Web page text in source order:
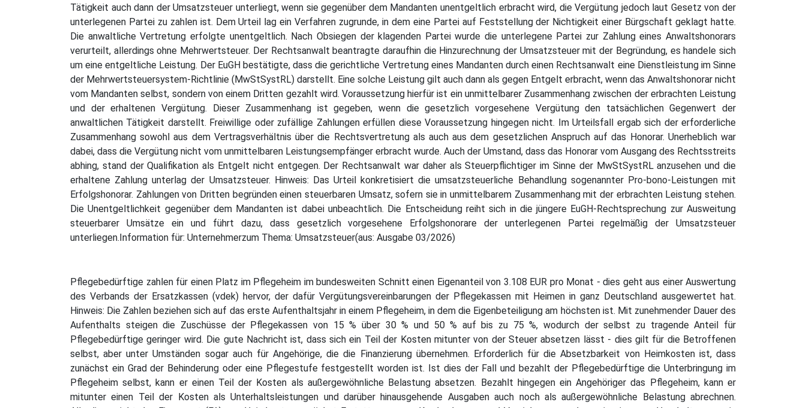
Tätigkeit auch dann der Umsatzsteuer unterliegt, wenn sie gegenüber dem Mandanten unentgeltlich erbracht wird, die Vergütung jedoch laut Gesetz von der
unterlegenen Partei zu zahlen ist. Dem Urteil lag ein Verfahren zugrunde, in dem eine Partei auf Feststellung der Nichtigkeit einer Bürgschaft geklagt hatte.
Die anwaltliche Vertretung erfolgte unentgeltlich. Nach Obsiegen der klagenden Partei wurde die unterlegene Partei zur Zahlung eines Anwaltshonorars
verurteilt, allerdings ohne Mehrwertsteuer. Der Rechtsanwalt beantragte daraufhin die Hinzurechnung der Umsatzsteuer mit der Begründung, es handele sich
um eine entgeltliche Leistung. Der EuGH bestätigte, dass die gerichtliche Vertretung eines Mandanten durch einen Rechtsanwalt eine Dienstleistung im Sinne
der Mehrwertsteuersystem-Richtlinie (MwStSystRL) darstellt. Eine solche Leistung gilt auch dann als gegen Entgelt erbracht, wenn das Anwaltshonorar nicht
vom Mandanten selbst, sondern von einem Dritten gezahlt wird. Voraussetzung hierfür ist ein unmittelbarer Zusammenhang zwischen der erbrachten Leistung
und der erhaltenen Vergütung. Dieser Zusammenhang ist gegeben, wenn die gesetzlich vorgesehene Vergütung den tatsächlichen Gegenwert der
anwaltlichen Tätigkeit darstellt. Freiwillige oder zufällige Zahlungen erfüllen diese Voraussetzung hingegen nicht. Im Urteilsfall ergab sich der erforderliche
Zusammenhang sowohl aus dem Vertragsverhältnis über die Rechtsvertretung als auch aus dem gesetzlichen Anspruch auf das Honorar. Unerheblich war
dabei, dass die Vergütung nicht vom unmittelbaren Leistungsempfänger erbracht wurde. Auch der Umstand, dass das Honorar vom Ausgang des Rechtsstreits
abhing, stand der Qualifikation als Entgelt nicht entgegen. Der Rechtsanwalt war daher als Steuerpflichtiger im Sinne der MwStSystRL anzusehen und die
erhaltene Zahlung unterlag der Umsatzsteuer. Hinweis: Das Urteil konkretisiert die umsatzsteuerliche Behandlung sogenannter Pro-bono-Leistungen mit
Erfolgshonorar. Zahlungen von Dritten begründen einen steuerbaren Umsatz, sofern sie in unmittelbarem Zusammenhang mit der erbrachten Leistung stehen.
Die Unentgeltlichkeit gegenüber dem Mandanten ist dabei unbeachtlich. Die Entscheidung reiht sich in die jüngere EuGH-Rechtsprechung zur Ausweitung
steuerbarer Umsätze ein und führt dazu, dass gesetzlich vorgesehene Erfolgshonorare der unterlegenen Partei regelmäßig der Umsatzsteuer
unterliegen.Information für: Unternehmerzum Thema: Umsatzsteuer(aus: Ausgabe 03/2026)
Pflegebedürftige zahlen für einen Platz im Pflegeheim im bundesweiten Schnitt einen Eigenanteil von 3.108 EUR pro Monat - dies geht aus einer Auswertung
des Verbands der Ersatzkassen (vdek) hervor, der dafür Vergütungsvereinbarungen der Pflegekassen mit Heimen in ganz Deutschland ausgewertet hat.
Hinweis: Die Zahlen beziehen sich auf das erste Aufenthaltsjahr in einem Pflegeheim, in dem die Eigenbeteiligung am höchsten ist. Mit zunehmender Dauer des
Aufenthalts steigen die Zuschüsse der Pflegekassen von 15 % über 30 % und 50 % auf bis zu 75 %, wodurch der selbst zu tragende Anteil für
Pflegebedürftige geringer wird. Die gute Nachricht ist, dass sich ein Teil der Kosten mitunter von der Steuer absetzen lässt - dies gilt für die Betroffenen
selbst, aber unter Umständen sogar auch für Angehörige, die die Finanzierung übernehmen. Erforderlich für die Absetzbarkeit von Heimkosten ist, dass
zunächst ein Grad der Behinderung oder eine Pflegestufe festgestellt worden ist. Ist dies der Fall und bezahlt der Pflegebedürftige die Unterbringung im
Pflegeheim selbst, kann er einen Teil der Kosten als außergewöhnliche Belastung absetzen. Bezahlt hingegen ein Angehöriger das Pflegeheim, kann er
mitunter einen Teil der Kosten als Unterhaltsleistungen und darüber hinausgehende Ausgaben auch noch als außergewöhnliche Belastung abrechnen.